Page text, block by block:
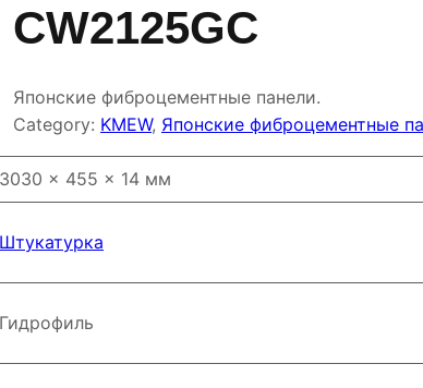
CW2125GC
Японские фиброцементные панели.
Category: KMEW, Японские фиброцементные
3030 × 455 × 14 мм
Штукатурка
Гидрофиль